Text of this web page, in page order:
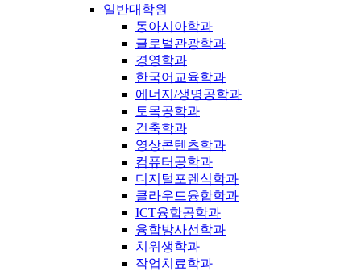
일반대학원
동아시아학과
글로벌관광학과
경영학과
한국어교육학과
에너지/생명공학과
토목공학과
건축학과
영상콘텐츠학과
컴퓨터공학과
디지털포렌식학과
클라우드융합학과
ICT융합공학과
융합방사선학과
치위생학과
작업치료학과